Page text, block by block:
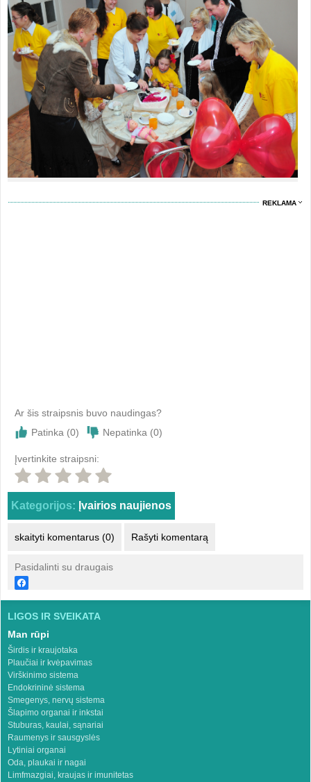
REKLAMA
Ar šis straipsnis buvo naudingas?
Patinka (0) Nepatinka (0)
Įvertinkite straipsni:
Kategorijos: Įvairios naujienos
skaityti komentarus (0) Rašyti komentarą
Pasidalinti su draugais
LIGOS IR SVEIKATA
Man rūpi
Širdis ir kraujotaka
Plaučiai ir kvėpavimas
Virškinimo sistema
Endokrininė sistema
Smegenys, nervų sistema
Šlapimo organai ir inkstai
Stuburas, kaulai, sąnariai
Raumenys ir sausgyslės
Lytiniai organai
Oda, plaukai ir nagai
Limfmazgiai, kraujas ir imunitetas